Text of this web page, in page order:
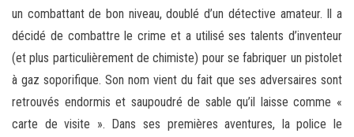
un combattant de bon niveau, doublé d’un détective amateur. Il a
décidé de combattre le crime et a utilisé ses talents d’inventeur
(et plus particulièrement de chimiste) pour se fabriquer un pistolet
à gaz soporifique. Son nom vient du fait que ses adversaires sont
retrouvés endormis et saupoudré de sable qu’il laisse comme «
carte de visite ». Dans ses premières aventures, la police le